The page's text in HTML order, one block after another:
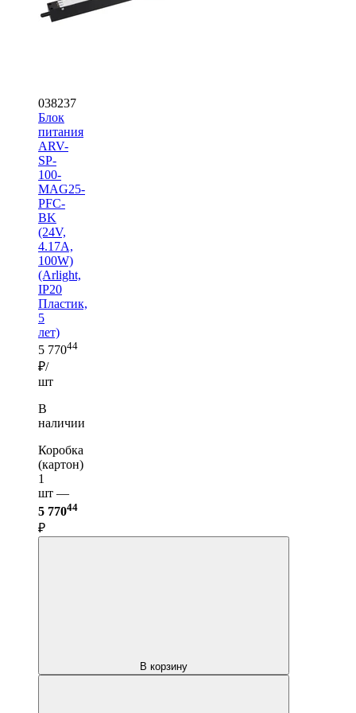
038237
Блок
питания
ARV-
SP-
100-
MAG25-
PFC-
BK
(24V,
4.17A,
100W)
(Arlight,
IP20
Пластик,
5
лет)
5 77044
₽/
шт
В
наличии
Коробка
(картон)
1
шт —
5 77044
₽
В корзину